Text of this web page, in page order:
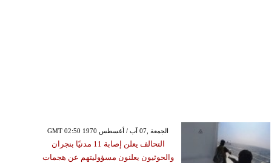
GMT 02:50 1970 الجمعة ,07 آب / أغسطس
التحالف يعلن إصابة 11 مدنيًا بنجران
والحوثيون يعلنون مسؤوليتهم عن هجمات